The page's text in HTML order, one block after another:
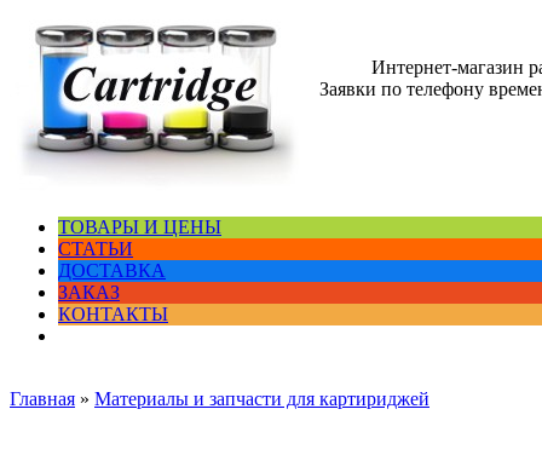
Интернет-магазин
Заявки по телефону
ТОВАРЫ И ЦЕНЫ
СТАТЬИ
ДОСТАВКА
ЗАКАЗ
КОНТАКТЫ
Главная » Материалы и запчасти для картириджей